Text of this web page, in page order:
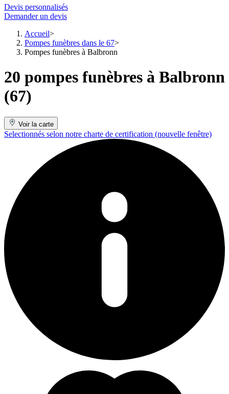
Devis personnalisés
Demander un devis
Accueil
Pompes funèbres dans le 67
Pompes funèbres à Balbronn
20 pompes funèbres à Balbronn
(67)
Voir la carte
Selectionnés selon notre charte de certification (nouvelle fenêtre)